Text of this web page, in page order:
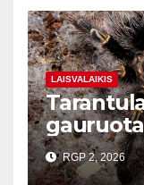
LAISVALAIKIS
baisi
RGP 2, 2026